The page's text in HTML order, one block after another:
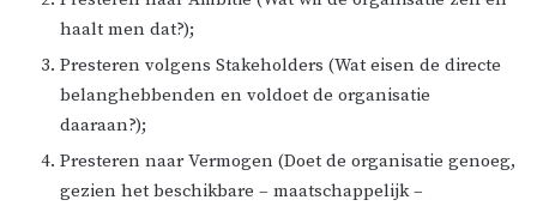
haalt men dat?);
Presteren volgens Stakeholders (Wat eisen de directe
belanghebbenden en voldoet de organisatie
daaraan?);
Presteren naar Vermogen (Doet de organisatie genoeg,
gezien het beschikbare – maatschappelijk –